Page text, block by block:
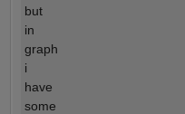
but
in
graph
i
have
some